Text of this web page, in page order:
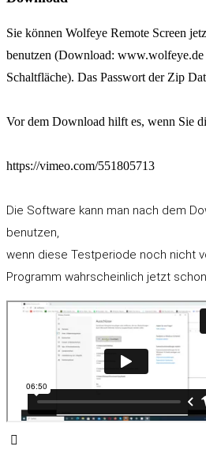
Sie können Wolfeye Remote Screen
benutzen (Download:
Schaltfläche). Das Passwort der Zip
Vor dem Download hilft es, wenn Sie
https://vimeo.com/551805713
Die Software kann man nach dem
benutzen,
wenn diese Testperiode noch nicht
Programm wahrscheinlich jetzt